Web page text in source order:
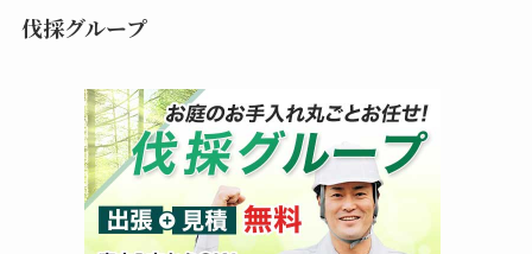
伐採グループ